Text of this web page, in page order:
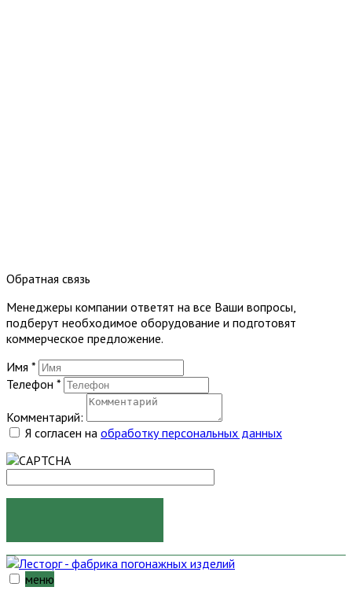
Обратная связь
Менеджеры компании ответят на все Ваши вопросы,
подберут необходимое оборудование и подготовят
коммерческое предложение.
Имя *
Телефон *
Комментарий:
Я согласен на обработку персональных данных
меню